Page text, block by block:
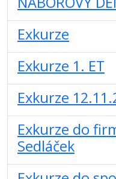
Exkurze
Exkurze 1. ET
Exkurze
Exkurze do
Sedláček